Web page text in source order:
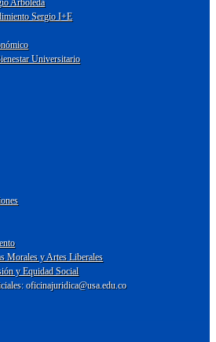
Arboleda
Sergio I+E
Universitario
Morales y Artes Liberales
y Equidad Social
oficinajuridica@usa.edu.co